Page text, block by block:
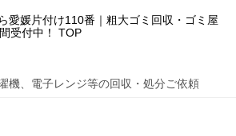
愛媛片付け110番｜粗大ゴミ回収・ゴミ屋
受付中！
TOP
機、電子レンジ等の回収・処分ご依頼